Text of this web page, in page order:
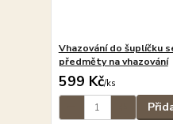
Vhazování do šuplíčku
předměty na vhazování
599 Kč/ks